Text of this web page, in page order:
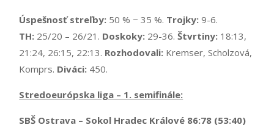
Úspešnosť streľby: 50 % − 35 %. Trojky:9-6.
TH: 25/20 – 26/21. Doskoky: 29-36. Štvrtiny: 18:13,
21:24, 26:15, 22:13. Rozhodovali: Kremser, Scholzová,
Komprs. Diváci: 450.
Stredoeurópska liga – 1. semifinále:
SBŠ Ostrava – Sokol Hradec Králové 86:78 (53:40)